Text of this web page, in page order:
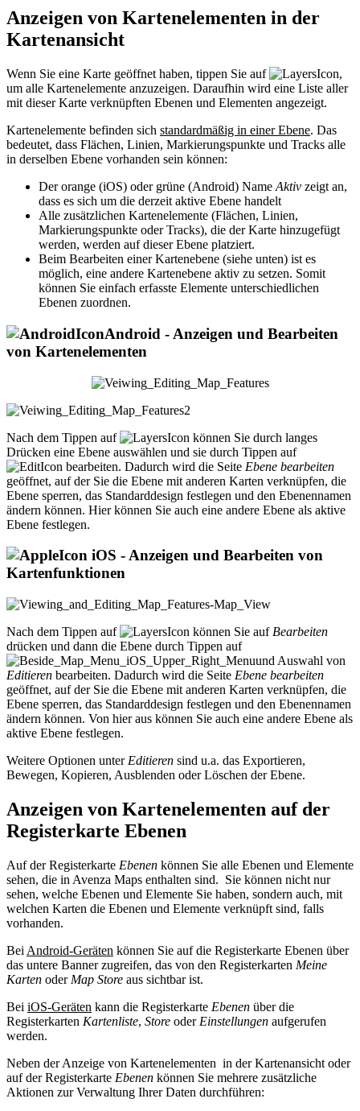
Anzeigen von Kartenelementen in der
Kartenansicht
Wenn Sie eine Karte geöffnet haben, tippen Sie auf
,
um alle Kartenelemente anzuzeigen. Daraufhin wird eine Liste aller
mit dieser Karte verknüpften Ebenen und Elementen angezeigt.
Kartenelemente befinden sich standardmäßig in einer Ebene. Das
bedeutet, dass Flächen, Linien, Markierungspunkte und Tracks alle
in derselben Ebene vorhanden sein können:
Der orange (iOS) oder grüne (Android) Name Aktiv zeigt an,
dass es sich um die derzeit aktive Ebene handelt
Alle zusätzlichen Kartenelemente (Flächen, Linien,
Markierungspunkte oder Tracks), die der Karte hinzugefügt
werden, werden auf dieser Ebene platziert.
Beim Bearbeiten einer Kartenebene (siehe unten) ist es
möglich, eine andere Kartenebene aktiv zu setzen. Somit
können Sie einfach erfasste Elemente unterschiedlichen
Ebenen zuordnen.
Android - Anzeigen und Bearbeiten
von Kartenelementen
Nach dem Tippen auf
können Sie durch langes
Drücken eine Ebene auswählen und sie durch Tippen auf
bearbeiten. Dadurch wird die Seite Ebene bearbeiten
geöffnet, auf der Sie die Ebene mit anderen Karten verknüpfen, die
Ebene sperren, das Standarddesign festlegen und den Ebenennamen
ändern können. Hier können Sie auch eine andere Ebene als aktive
Ebene festlegen.
iOS - Anzeigen und Bearbeiten von
Kartenfunktionen
Nach dem Tippen auf können Sie auf Bearbeiten
drücken und dann die Ebene durch Tippen auf
und Auswahl von
Editieren bearbeiten. Dadurch wird die Seite Ebene bearbeiten
geöffnet, auf der Sie die Ebene mit anderen Karten verknüpfen, die
Ebene sperren, das Standarddesign festlegen und den Ebenennamen
ändern können. Von hier aus können Sie auch eine andere Ebene als
aktive Ebene festlegen.
Weitere Optionen unter Editieren sind u.a. das Exportieren,
Bewegen, Kopieren, Ausblenden oder Löschen der Ebene.
Anzeigen von Kartenelementen auf der
Registerkarte Ebenen
Auf der Registerkarte Ebenen können Sie alle Ebenen und Elemente
sehen, die in Avenza Maps enthalten sind. Sie können nicht nur
sehen, welche Ebenen und Elemente Sie haben, sondern auch, mit
welchen Karten die Ebenen und Elemente verknüpft sind, falls
vorhanden.
Bei Android-Geräten können Sie auf die Registerkarte Ebenen über
das untere Banner zugreifen, das von den Registerkarten Meine
Karten oder Map Store aus sichtbar ist.
Bei iOS-Geräten kann die Registerkarte Ebenen über die
Registerkarten Kartenliste, Store oder Einstellungen aufgerufen
werden.
Neben der Anzeige von Kartenelementen in der Kartenansicht oder
auf der Registerkarte Ebenen können Sie mehrere zusätzliche
Aktionen zur Verwaltung Ihrer Daten durchführen: